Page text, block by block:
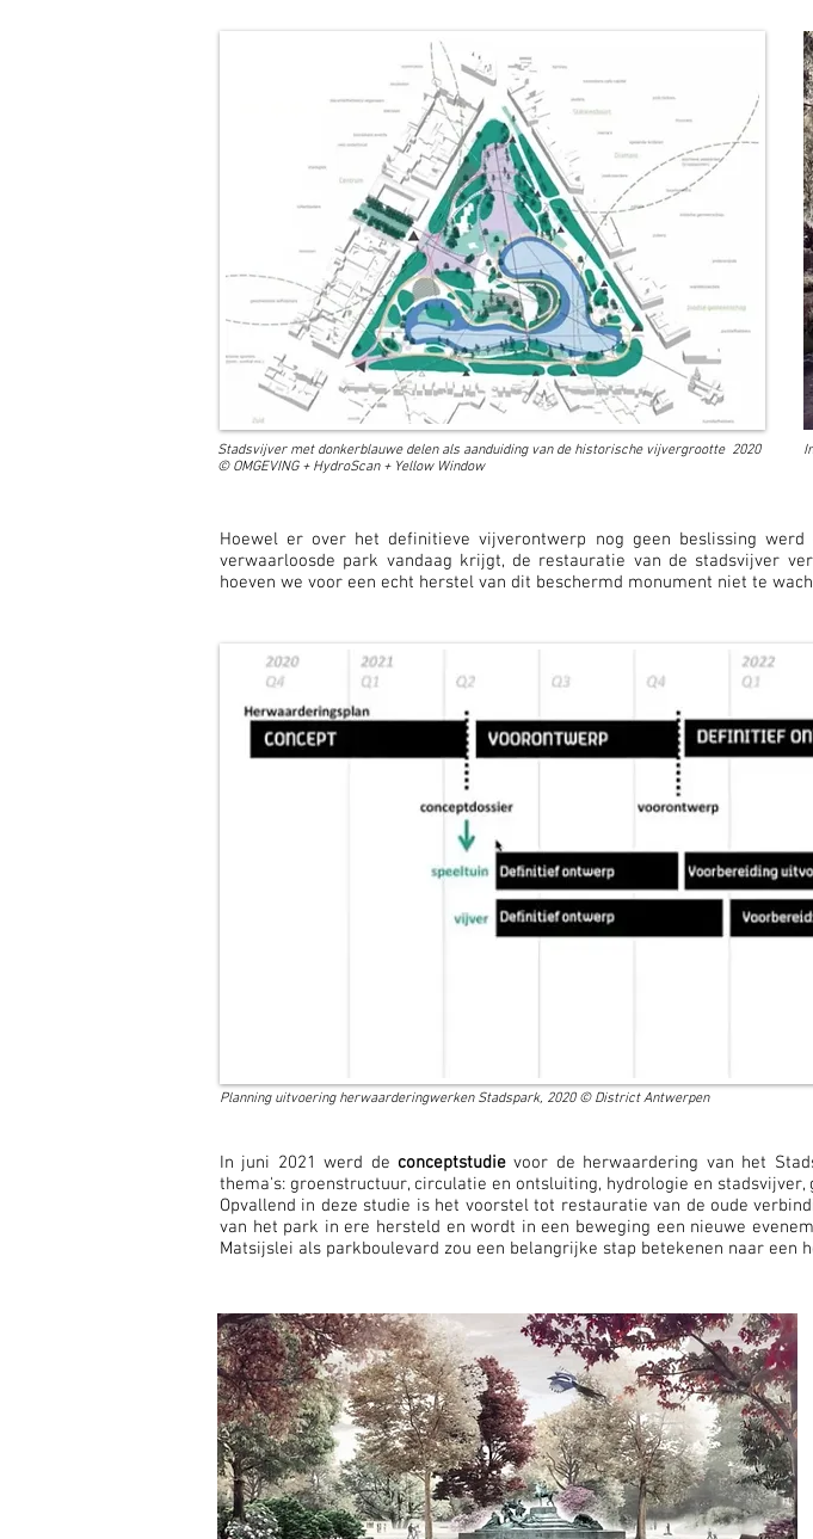
Stadsvijver met donkerblauwe delen als aanduiding van de historische vijvergrootte 2020
© OMGEVING + HydroScan + Yellow Window
Hoewel er over het definitieve vijverontwerp nog geen beslissing
verwaarloosde park vandaag krijgt, de restauratie van de stadsvijver
hoeven we voor een echt herstel van dit beschermd monument niet te
Planning uitvoering herwaarderingwerken Stadspark, 2020 © District Antwerpen
In juni 2021 werd de conceptstudie voor de herwaardering van het
thema's: groenstructuur, circulatie en ontsluiting, hydrologie en
Opvallend in deze studie is het voorstel tot restauratie van de oude
van het park in ere hersteld en wordt in een beweging een nieuwe
Matsijslei als parkboulevard zou een belangrijke stap betekenen naar een